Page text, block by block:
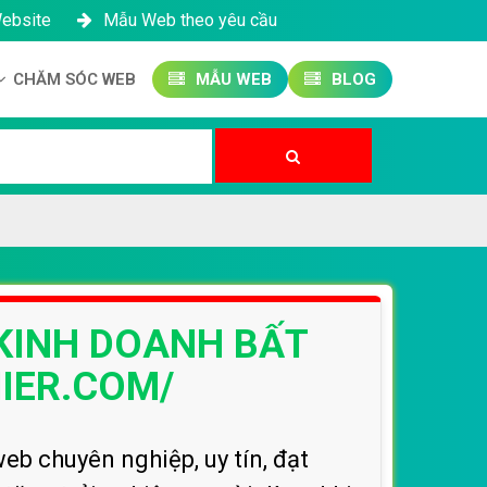
Mẫu Web theo yêu cầu
CHĂM SÓC WEB MẪU WEB BLOG
DOANH BẤT
chuyên nghiệp, uy tín, đạt